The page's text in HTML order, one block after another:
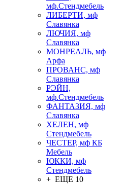
мф.Стендмебель
ЛИБЕРТИ, мф
Славянка
ЛЮЧИЯ, мф
Славянка
МОНРЕАЛЬ, мф
Арфа
ПРОВАНС, мф
Славянка
РЭЙН,
мф.Стендмебель
ФАНТАЗИЯ, мф
Славянка
ХЕЛЕН, мф
Стендмебель
ЧЕСТЕР, мф КБ
Мебель
ЮККИ, мф
Стендмебель
+ ЕЩЕ 10